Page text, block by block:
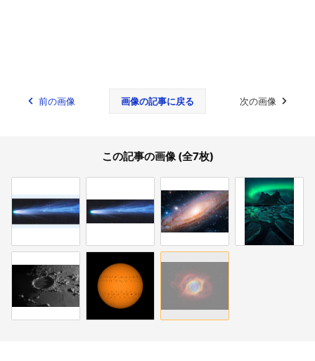
前の画像 画像の記事に戻る 次の画像
この記事の画像 (全7枚)